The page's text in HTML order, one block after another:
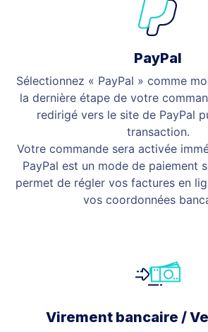
PayPal
Sélectionnez « PayPal » comme
la dernière étape de votre
redirigé vers le site de PayPal
transaction.
Votre commande sera activée
PayPal est un mode de paiement
permet de régler vos factures en
vos coordonnées
Virement bancaire /